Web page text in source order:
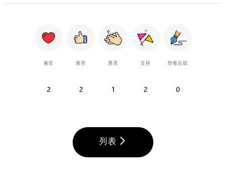
喜欢
2
推荐
2
赞赏
1
支持
2
想看后续
0
列表